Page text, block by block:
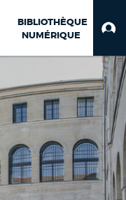
BIBLIOTHÈQUE
NUMÉRIQUE